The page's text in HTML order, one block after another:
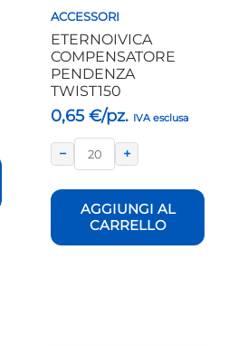
ACCESSORI
ETERNOIVICA
COMPENSATORE
PENDENZA
TWIST150
0,65€/pz. IVA esclusa
− +
AGGIUNGI AL
CARRELLO